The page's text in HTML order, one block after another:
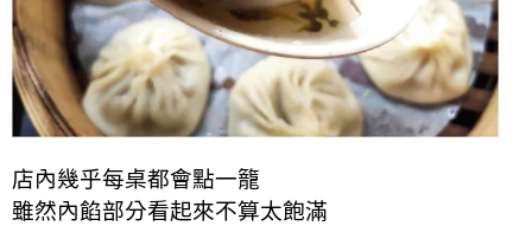
店內幾乎每桌都會點一籠
雖然內餡部分看起來不算太飽滿